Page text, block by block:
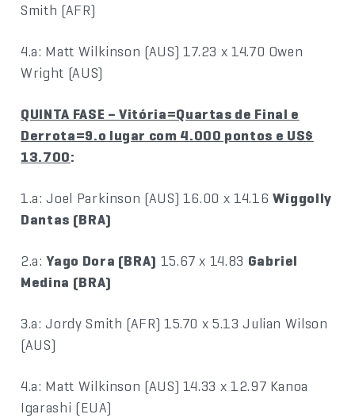
Smith (AFR)
4.a: Matt Wilkinson (AUS) 17.23 x 14.70 Owen
Wright (AUS)
QUINTA FASE – Vitória=Quartas de Final e
Derrota=9.o lugar com 4.000 pontos e US$
13.700:
1.a: Joel Parkinson (AUS) 16.00 x 14.16 Wiggolly
Dantas (BRA)
2.a:Yago Dora (BRA) 15.67 x 14.83 Gabriel
Medina (BRA)
3.a: Jordy Smith (AFR) 15.70 x 5.13 Julian Wilson
(AUS)
4.a: Matt Wilkinson (AUS) 14.33 x 12.97 Kanoa
Igarashi (EUA)